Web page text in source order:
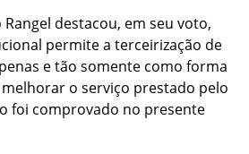
destacou, em seu voto,
permite a terceirização de
e tão somente como forma
o serviço prestado pelo
foi comprovado no presente